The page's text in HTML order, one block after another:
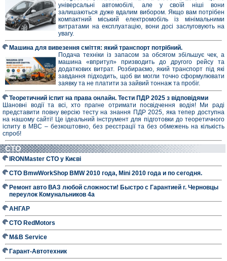
універсальні автомобілі, але у своїй ніші вони
залишаються дуже вдалим вибором. Якщо вам потрібен
компактний міський електромобіль із мінімальними
витратами на експлуатацію, вони досі заслуговують на
увагу.
Машина для вивезення сміття: який транспорт потрібний.
Подача техніки із запасом за обсягом збільшує чек, а
машина «впритул» призводить до другого рейсу та
додаткових витрат. Розбираємо, який транспорт під які
завдання підходить, щоб ви могли точно сформулювати
заявку та не платити за зайвий тоннаж та пробіг.
Теоретичний іспит на права онлайн. Тести ПДР 2025 з відповідями
Шановні водії та всі, хто прагне отримати посвідчення водія! Ми раді
представити повну версію тесту на знання ПДР 2025, яка тепер доступна
на нашому сайті! Це ідеальний інструмент для підготовки до теоретичного
іспиту в МВС – безкоштовно, без реєстрації та без обмежень на кількість
спроб!
СТО
IRONMaster СТО у Києві
СТО BmwWorkShop BMW 2010 года, Mini 2010 года и по сегодня.
Ремонт авто ВАЗ любой сложности! Быстро с Гарантией г. Черновцы
переулок Комунальников 4а
АНГАР
СТО RedMotors
M&B Service
Гарант-Автотехник